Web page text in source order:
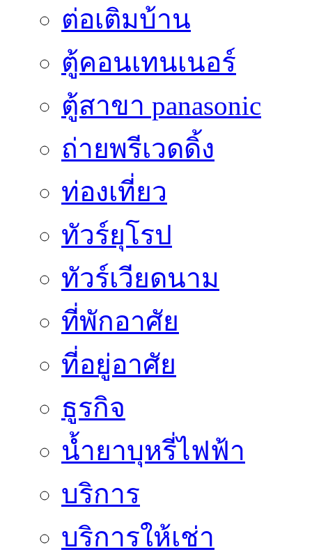
ต่อเติมบ้าน
ตู้คอนเทนเนอร์
ตู้สาขา panasonic
ถ่ายพรีเวดดิ้ง
ท่องเที่ยว
ทัวร์ยุโรป
ทัวร์เวียดนาม
ที่พักอาศัย
ที่อยู่อาศัย
ธูรกิจ
น้ำยาบุหรี่ไฟฟ้า
บริการ
บริการให้เช่า